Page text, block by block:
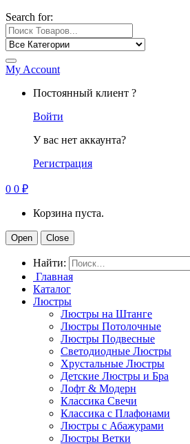
Search for:
My Account
Постоянный клиент ?
Войти
У вас нет аккаунта?
Регистрация
0 0 ₽
Корзина пуста.
Open Close
Найти:
Главная
Каталог
Люстры
Люстры на Штанге
Люстры Потолочные
Люстры Подвесные
Светодиодные Люстры
Хрустальные Люстры
Детские Люстры и Бра
Лофт & Модерн
Классика Свечи
Классика с Плафонами
Люстры с Абажурами
Люстры Ветки